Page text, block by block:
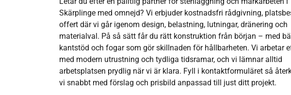
Skärplinge med omnejd? Vi erbjuder kostnadsfri rådgivning,
offert där vi går igenom design, belastning, lutningar, dränering och
materialval. På så sätt får du rätt konstruktion från början – med
kantstöd och fogar som gör skillnaden för hållbarheten. Vi arbetar
med modern utrustning och tydliga tidsramar, och vi lämnar alltid
arbetsplatsen prydlig när vi är klara. Fyll i kontaktformuläret så
vi snabbt med förslag och prisbild anpassad till just ditt projekt.